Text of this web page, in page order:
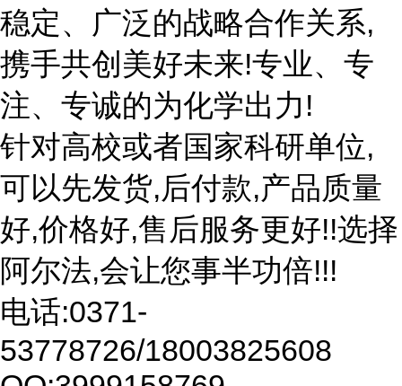
稳定、广泛的战略合作关系,
携手共创美好未来!专业、专
注、专诚的为化学出力!
针对高校或者国家科研单位,
可以先发货,后付款,产品质量
好,价格好,售后服务更好!!选择
阿尔法,会让您事半功倍!!!
电话:0371-
53778726/18003825608